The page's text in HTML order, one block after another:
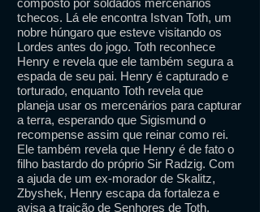
composto por soldados mercenários
tchecos. Lá ele encontra Istvan Toth, um
nobre húngaro que esteve visitando os
Lordes antes do jogo. Toth reconhece
Henry e revela que ele também segura a
espada de seu pai. Henry é capturado e
torturado, enquanto Toth revela que
planeja usar os mercenários para capturar
a terra, esperando que Sigismund o
recompense assim que reinar como rei.
Ele também revela que Henry é de fato o
filho bastardo do próprio Sir Radzig. Com
a ajuda de um ex-morador de Skalitz,
Zbyshek, Henry escapa da fortaleza e
avisa a traição de Senhores de Toth.